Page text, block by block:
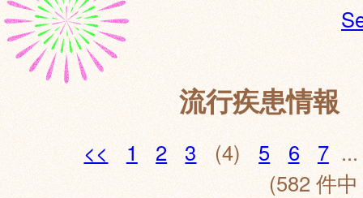
流行疾患情報
<< 1 2 3 (4) 5 6 7 ...
(582 件